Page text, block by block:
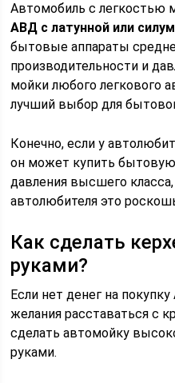
Автомобиль с
АВД с латунной или
бытовые аппараты
производительности и
мойки любого легкового
лучший выбор для
Конечно, если у
он может купить
давления высшего
автолюбителя это
Как сделать
руками?
Если нет денег на
желания расставаться с
сделать автомойку
руками.